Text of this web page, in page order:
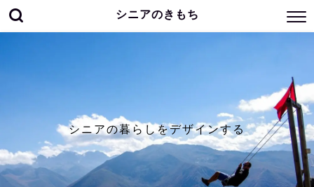
シニアのきもち
シニアの暮らしをデザインする